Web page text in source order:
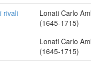
rivali
Lonati Carlo
(1645-1715)
Lonati Carlo
(1645-1715)